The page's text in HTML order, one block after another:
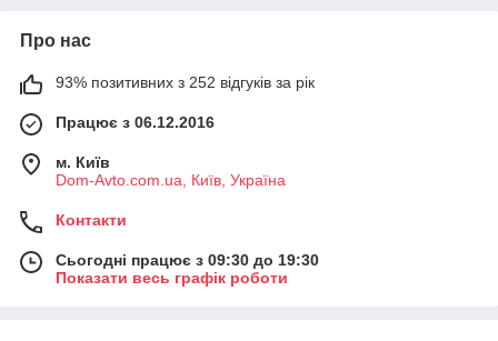
Про нас
93% позитивних з 252 відгуків за рік
Працює з 06.12.2016
м. Київ
Dom-Avto.com.ua, Київ, Україна
Контакти
Сьогодні працює з 09:30 до 19:30
Показати весь графік роботи